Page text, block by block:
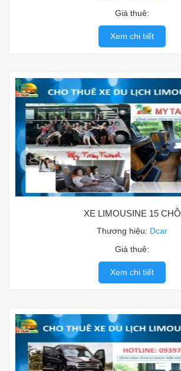
Giá thuê:
Xem chi tiết
XE LIMOUSINE 15 CHỖ
Thương hiệu: Dcar
Giá thuê:
Xem chi tiết